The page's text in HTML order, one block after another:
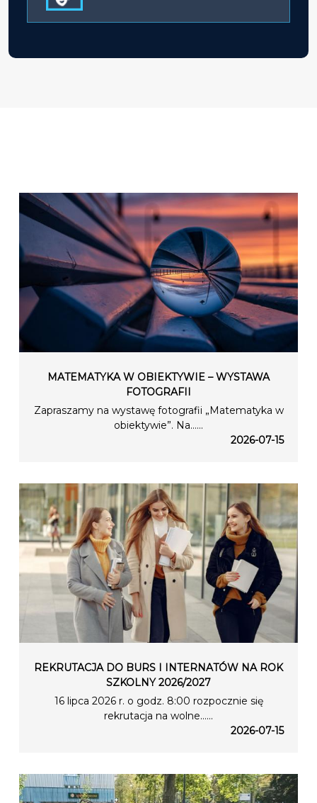
MATEMATYKA W OBIEKTYWIE – WYSTAWA
FOTOGRAFII
Zapraszamy na wystawę fotografii „Matematyka w
obiektywie”. Na…...
2026-07-15
REKRUTACJA DO BURS I INTERNATÓW NA ROK
SZKOLNY 2026/2027
16 lipca 2026 r. o godz. 8:00 rozpocznie się
rekrutacja na wolne…...
2026-07-15